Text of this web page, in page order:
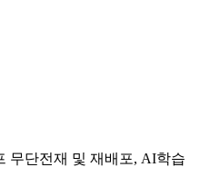
무단전재 및 재배포, AI학습